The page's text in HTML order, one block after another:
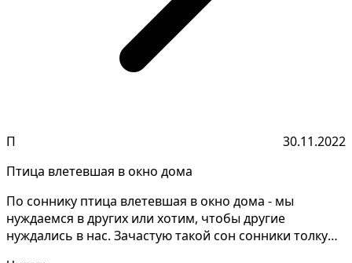
П
30.11.2022
Птица влетевшая в окно дома
По соннику птица влетевшая в окно дома - мы
нуждаемся в других или хотим, чтобы другие
нуждались в нас. Зачастую такой сон сонники толкуют